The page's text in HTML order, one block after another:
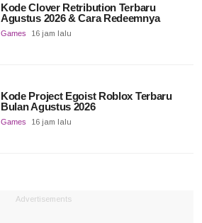
Kode Clover Retribution Terbaru
Agustus 2026 & Cara Redeemnya
Games 16 jam lalu
Kode Project Egoist Roblox Terbaru
Bulan Agustus 2026
Games 16 jam lalu
Advertisements